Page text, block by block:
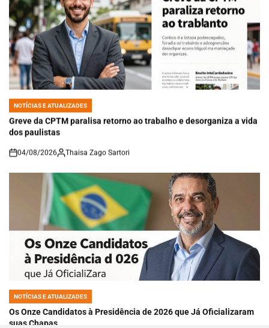
POSTED
NOTÍCIAS E ATUALIZADES
Greve da CPTM paralisa retorno ao trabalho e desorganiza a vida
dos paulistas
on
04/08/2026 Thaisa Zago Sartori
POSTED
IN
NOTÍCIAS E ATUALIZADES
Os Onze Candidatos à Presidência de 2026 que Já Oficializaram
suas Chapas